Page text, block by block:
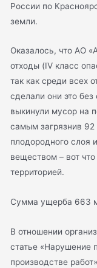
России по
земли.
Оказалось, что АО
отходы (IV класс
так как среди всех
сделали они это
выкинули мусор на
самым загрязнив
плодородного слоя
веществом – вот
территорией.
Сумма ущерба 663
В отношении
статье «Нарушение
производстве